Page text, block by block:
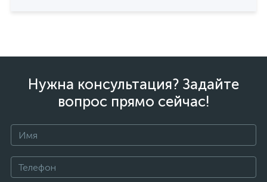
Нужна консультация? Задайте
вопрос прямо сейчас!